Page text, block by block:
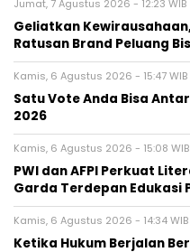
Jumat, 7 Agustus 2026 - 12:23 WIB
‎Geliatkan
Ratusan Brand Peluang
Kamis, 6 Agustus 2026 - 15:47 WIB
Satu Vote Anda Bisa
2026
Kamis, 6 Agustus 2026 - 15:08 WIB
PWI dan AFPI Perkuat
Garda Terdepan Edukasi
Kamis, 6 Agustus 2026 - 14:34 WIB
Ketika Hukum Berjalan